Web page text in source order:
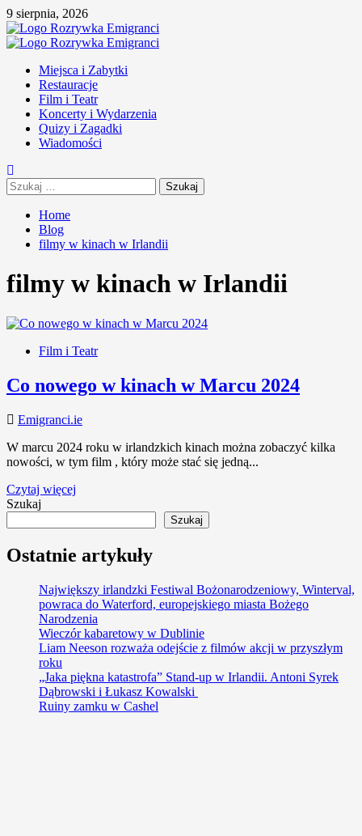
Skip
to
content
9 sierpnia, 2026
Primary
Miejsca i Zabytki
Restauracje
Film i Teatr
Koncerty i Wydarzenia
Quizy i Zagadki
Wiadomości
Szukaj:
Home
Blog
filmy w kinach w Irlandii
filmy w kinach w Irlandii
Film i Teatr
Co nowego w kinach w Marcu 2024
Emigranci.ie
W marcu 2024 roku w irlandzkich kinach można zobaczyć kilka
nowości, w tym film , który może stać się jedną...
Czytaj więcej
Szukaj
Szukaj
Ostatnie artykuły
Największy irlandzki Festiwal Bożonarodzeniowy, Winterval,
powraca do Waterford, europejskiego miasta Bożego
Narodzenia
Wieczór kabaretowy w Dublinie
Liam Neeson rozważa odejście z filmów akcji w przyszłym
roku
„Jaka piękna katastrofa” Stand-up w Irlandii. Antoni Syrek
Dąbrowski i Łukasz Kowalski
Ruiny zamku w Cashel